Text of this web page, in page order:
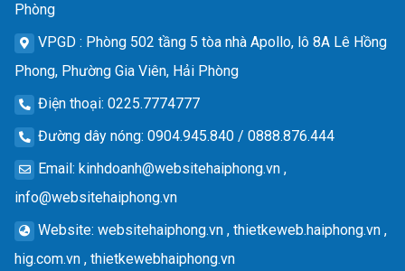
Phòng
VPGD : Phòng 502 tầng 5 tòa nhà Apollo, lô 8A Lê Hồng
Phong, Phường Gia Viên, Hải Phòng
Điện thoại: 0225.7774777
Đường dây nóng: 0904.945.840 / 0888.876.444
Email: kinhdoanh@websitehaiphong.vn ,
info@websitehaiphong.vn
Website: websitehaiphong.vn , thietkeweb.haiphong.vn ,
hig.com.vn , thietkewebhaiphong.vn